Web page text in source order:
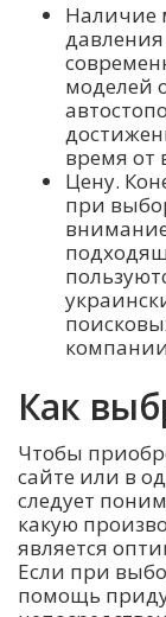
Наличие
моделей
время от
Цену.
при
компании
Как
Чтобы
сайте или в
следует
какую
является
Если при
помощь